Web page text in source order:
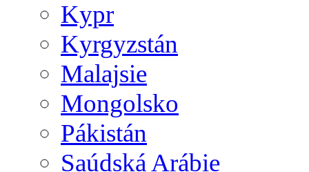
Kypr
Kyrgyzstán
Malajsie
Mongolsko
Pákistán
Saúdská Arábie